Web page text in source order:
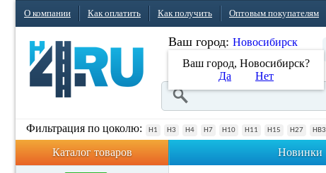
О компании Как оплатить Как получить Оптовым покупателям
Ваш город: Новосибирск
Ваш город, Новосибирск?
Да
Нет
Фильтрация по цоколю: H1 H3 H4 H7 H10 H11 H15 H27 HB3
Каталог товаров
Новинки